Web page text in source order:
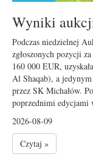
Wyniki
Podczas niedzielnej
zgłoszonych pozycji
160 000 EUR,
Al Shaqab), a
przez SK Michałów.
poprzednimi edycjami
2026-08-09
Czytaj »